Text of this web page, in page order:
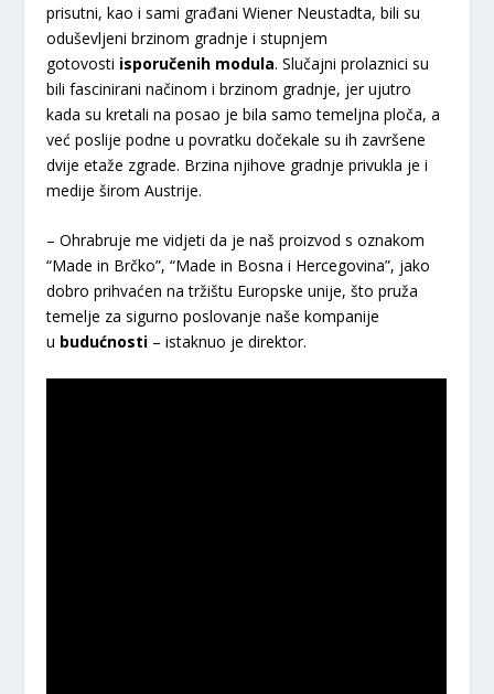
prisutni, kao i sami građani Wiener Neustadta, bili su
oduševljeni brzinom gradnje i stupnjem
gotovosti isporučenih modula. Slučajni prolaznici su
bili fascinirani načinom i brzinom gradnje, jer ujutro
kada su kretali na posao je bila samo temeljna ploča, a
već poslije podne u povratku dočekale su ih završene
dvije etaže zgrade. Brzina njihove gradnje privukla je i
medije širom Austrije.
– Ohrabruje me vidjeti da je naš proizvod s oznakom
“Made in Brčko”, “Made in Bosna i Hercegovina”, jako
dobro prihvaćen na tržištu Europske unije, što pruža
temelje za sigurno poslovanje naše kompanije
u budućnosti – istaknuo je direktor.